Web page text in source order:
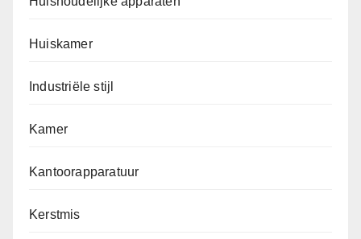
Huiskamer
Industriële stijl
Kamer
Kantoorapparatuur
Kerstmis